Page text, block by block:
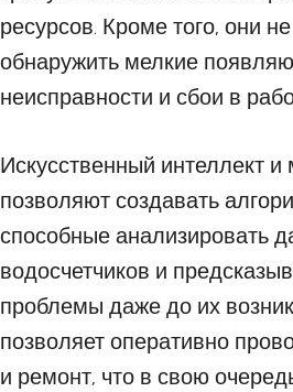
ресурсов. Кроме того, они
обнаружить мелкие
неисправности и сбои в
Искусственный интеллект
позволяют создавать
способные анализировать
водосчетчиков и
проблемы даже до их
позволяет оперативно
и ремонт, что в свою